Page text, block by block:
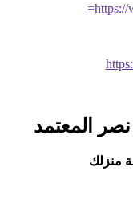
https://
المعتمد
منزلك